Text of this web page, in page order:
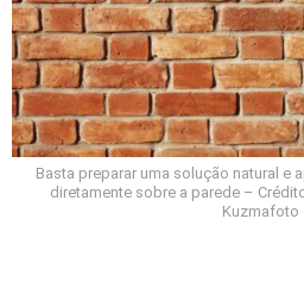
Basta preparar uma solução natural e
diretamente sobre a parede –
Kuzmafoto